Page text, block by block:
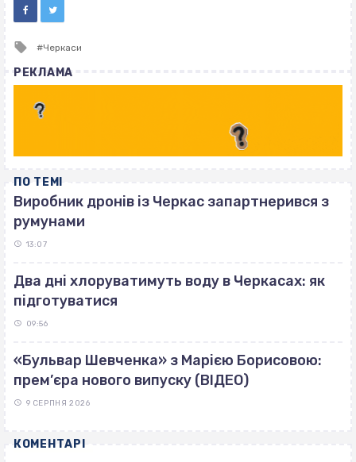
Tagged
Черкаси
РЕКЛАМА
ПО ТЕМІ
Виробник дронів із Черкас запартнерився з
румунами
13:07
Два дні хлоруватимуть воду в Черкасах: як
підготуватися
09:56
«Бульвар Шевченка» з Марією Борисовою:
прем’єра нового випуску (ВІДЕО)
9 СЕРПНЯ 2026
КОМЕНТАРІ